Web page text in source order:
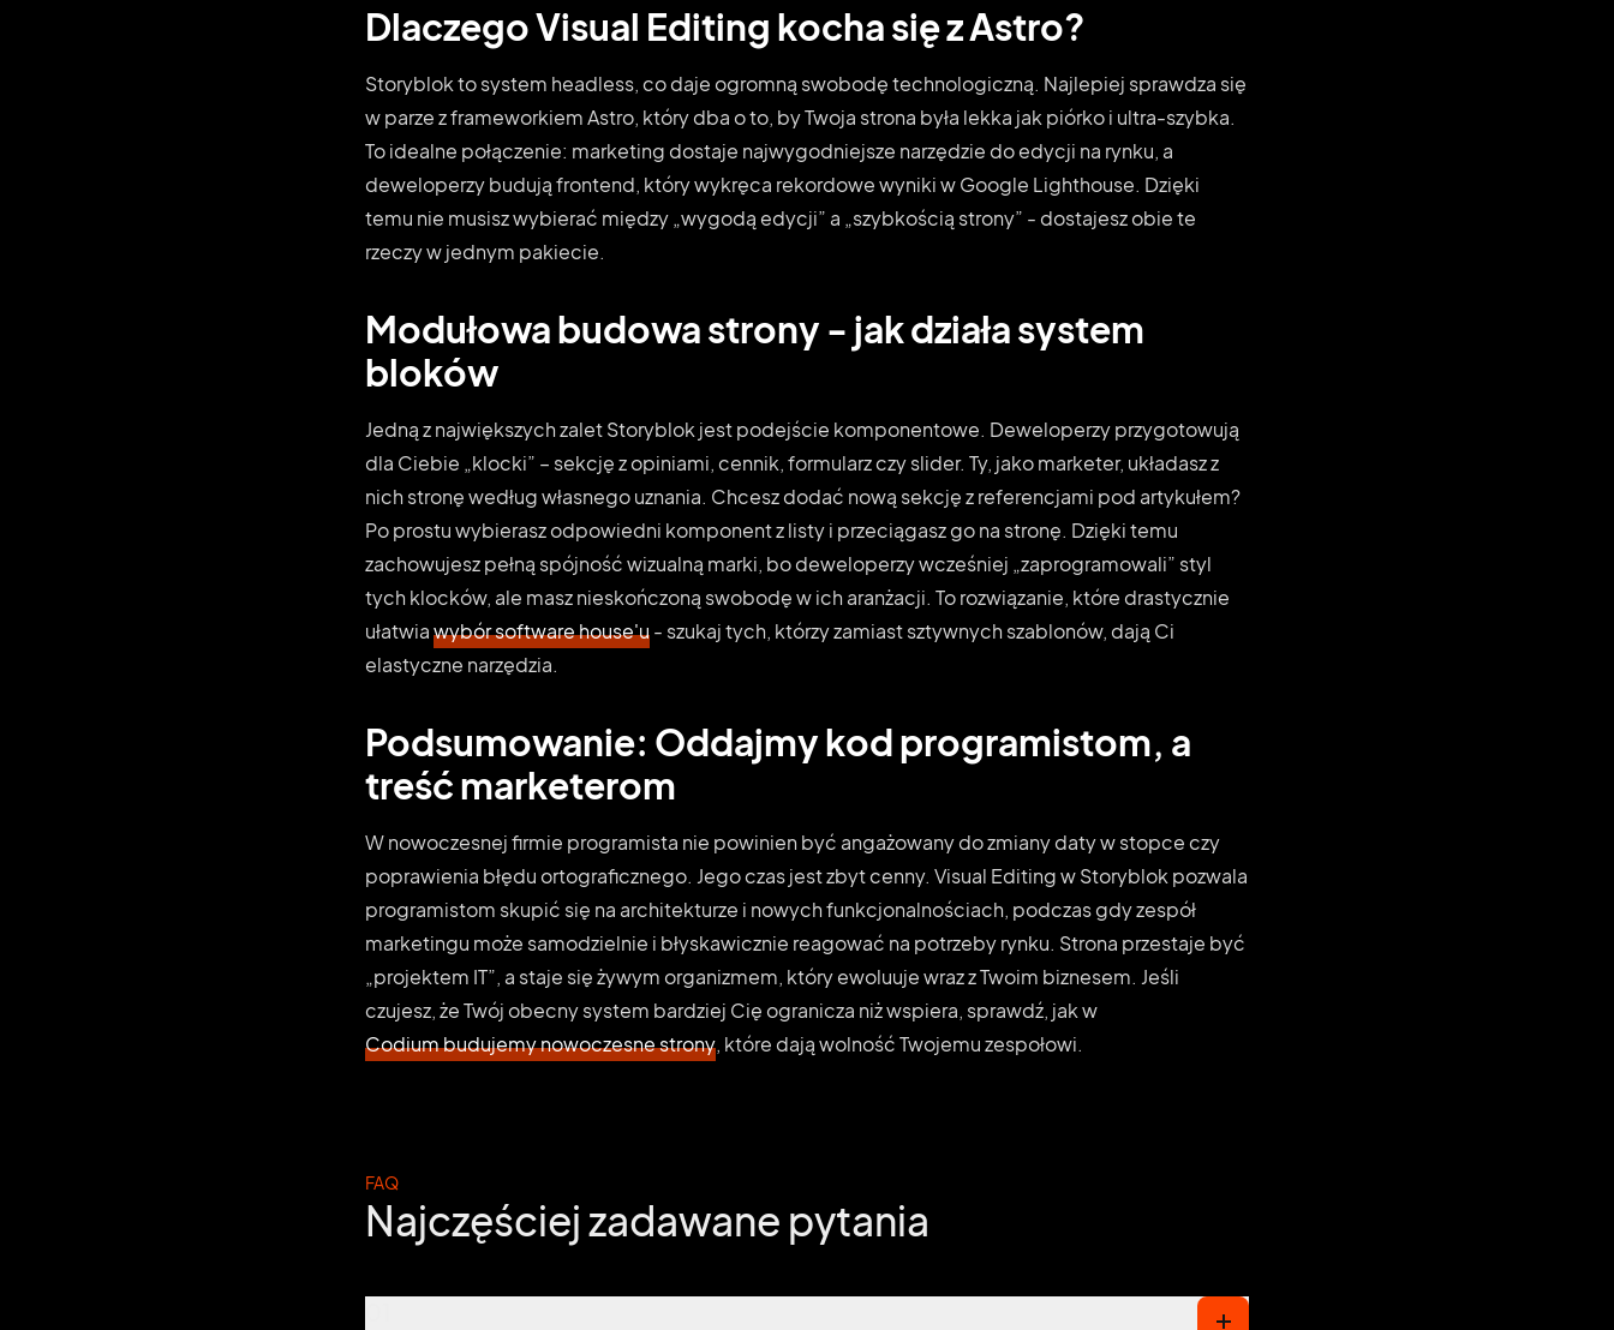
Dlaczego Visual Editing kocha się z Astro?
Storyblok to system headless, co daje ogromną swobodę technologiczną. Najlepiej sprawdza się
w parze z frameworkiem Astro, który dba o to, by Twoja strona była lekka jak piórko i ultra-szybka.
To idealne połączenie: marketing dostaje najwygodniejsze narzędzie do edycji na rynku, a
deweloperzy budują frontend, który wykręca rekordowe wyniki w Google Lighthouse. Dzięki
temu nie musisz wybierać między „wygodą edycji” a „szybkością strony” - dostajesz obie te
rzeczy w jednym pakiecie.
Modułowa budowa strony - jak działa system
bloków
Jedną z największych zalet Storyblok jest podejście komponentowe. Deweloperzy przygotowują
dla Ciebie „klocki” – sekcję z opiniami, cennik, formularz czy slider. Ty, jako marketer, układasz z
nich stronę według własnego uznania. Chcesz dodać nową sekcję z referencjami pod artykułem?
Po prostu wybierasz odpowiedni komponent z listy i przeciągasz go na stronę. Dzięki temu
zachowujesz pełną spójność wizualną marki, bo deweloperzy wcześniej „zaprogramowali” styl
tych klocków, ale masz nieskończoną swobodę w ich aranżacji. To rozwiązanie, które drastycznie
ułatwiawybór software house'u- szukaj tych, którzy zamiast sztywnych szablonów, dają Ci
elastyczne narzędzia.
Podsumowanie: Oddajmy kod programistom, a
treść marketerom
W nowoczesnej firmie programista nie powinien być angażowany do zmiany daty w stopce czy
poprawienia błędu ortograficznego. Jego czas jest zbyt cenny. Visual Editing w Storyblok pozwala
programistom skupić się na architekturze i nowych funkcjonalnościach, podczas gdy zespół
marketingu może samodzielnie i błyskawicznie reagować na potrzeby rynku. Strona przestaje być
„projektem IT”, a staje się żywym organizmem, który ewoluuje wraz z Twoim biznesem. Jeśli
czujesz, że Twój obecny system bardziej Cię ogranicza niż wspiera, sprawdź, jak w
Codium budujemy nowoczesne strony, które dają wolność Twojemu zespołowi.
FAQ
Najczęściej zadawane pytania